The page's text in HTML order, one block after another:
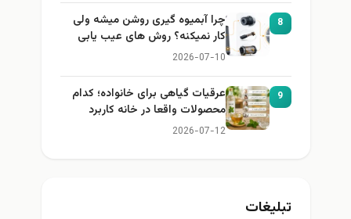
8
چرا آبمیوه گیری روشن میشه ولی
کار نمیکنه؟ روش های عیب یابی
2026-07-10
9
عرقیات گیاهی برای خانواده؛ کدام
محصولات واقعا در خانه کاربرد
دارند؟
2026-07-12
تبلیغات